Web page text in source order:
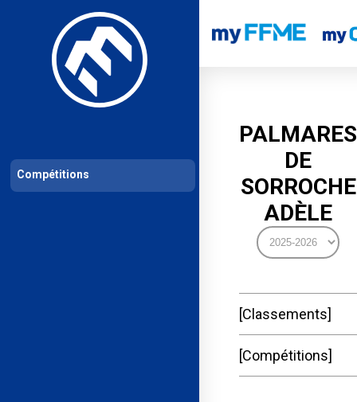
Les compétitions Calendrier de compétitions Classements
PALMARES
DE
SORROCHE
ADÈLE
Classements
Compétitions
Compétitions